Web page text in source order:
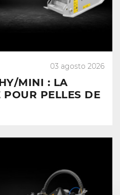
03 agosto 2026
MINI : LA
POUR PELLES DE